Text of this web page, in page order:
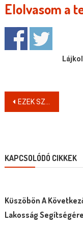
Elolvasom a
Post
EZEK SZÉT LOPNAK MINDENT
KAPCSOLÓDÓ CIKKEK
Küszöbön A
Lakosság